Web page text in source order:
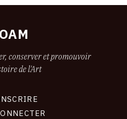
OAM
conserver et promouvoir
de l'Art